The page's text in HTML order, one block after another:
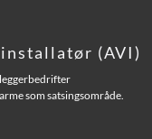
(AVI)
som satsingsområde.